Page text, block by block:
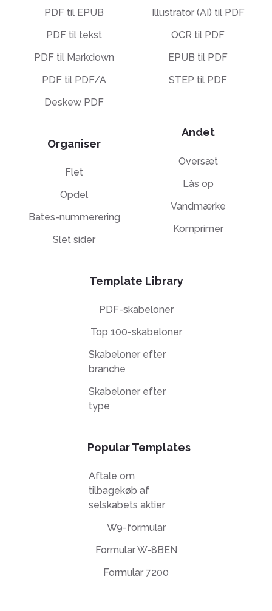
PDF til EPUB
PDF til tekst
PDF til Markdown
PDF til PDF/A
Deskew PDF
Organiser
Flet
Opdel
Bates-nummerering
Slet sider
Illustrator (AI) til PDF
OCR til PDF
EPUB til PDF
STEP til PDF
Andet
Oversæt
Lås op
Vandmærke
Komprimer
Template Library
PDF-skabeloner
Top 100-skabeloner
Skabeloner efter
branche
Skabeloner efter
type
Popular Templates
Aftale om
tilbagekøb af
selskabets aktier
W9-formular
Formular W-8BEN
Formular 7200